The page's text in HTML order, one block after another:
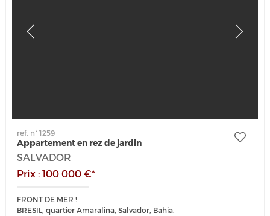
ref. n° 1259
Appartement en rez de jardin
SALVADOR
Prix : 100 000 €*
FRONT DE MER !
BRESIL, quartier Amaralina, Salvador, Bahia.